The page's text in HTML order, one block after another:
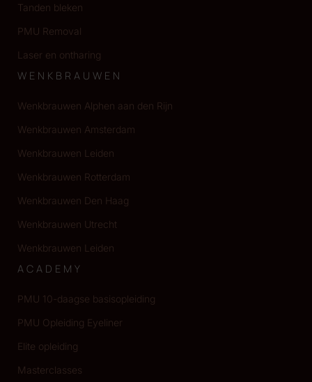
Tanden bleken
PMU Removal
Laser en ontharing
WENKBRAUWEN
Wenkbrauwen Alphen aan den Rijn
Wenkbrauwen Amsterdam
Wenkbrauwen Leiden
Wenkbrauwen Rotterdam
Wenkbrauwen Den Haag
Wenkbrauwen Utrecht
Wenkbrauwen Leiden
ACADEMY
PMU 10-daagse basisopleiding
PMU Opleiding Eyeliner
Elite opleiding
Masterclasses